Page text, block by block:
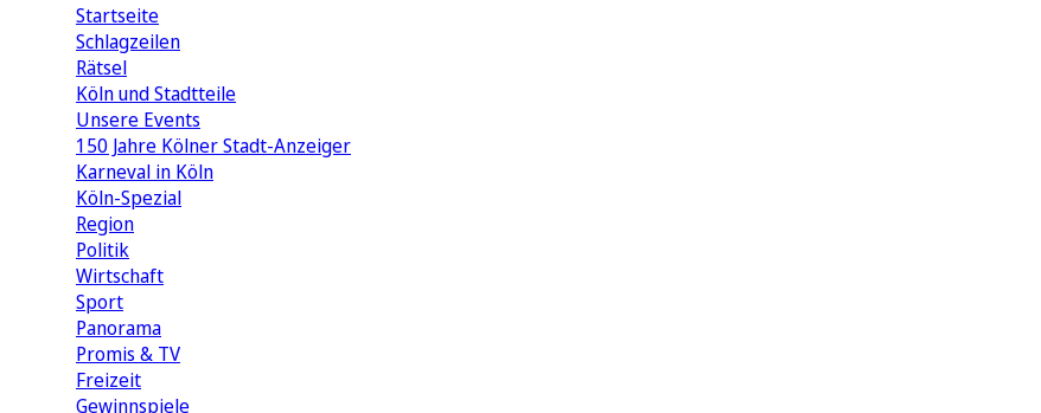
Startseite
Schlagzeilen
Rätsel
Köln und Stadtteile
Unsere Events
150 Jahre Kölner Stadt-Anzeiger
Karneval in Köln
Köln-Spezial
Region
Politik
Wirtschaft
Sport
Panorama
Promis & TV
Freizeit
Gewinnspiele